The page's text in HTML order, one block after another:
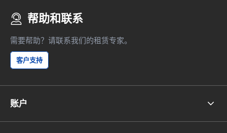
帮助和联系
需要帮助？请联系我们的租赁专家。
客户支持
账户